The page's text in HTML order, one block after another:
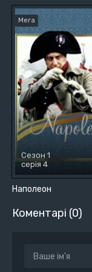
Наполеон
Мега
Сезон 1
серія 4
Коментарі (0)